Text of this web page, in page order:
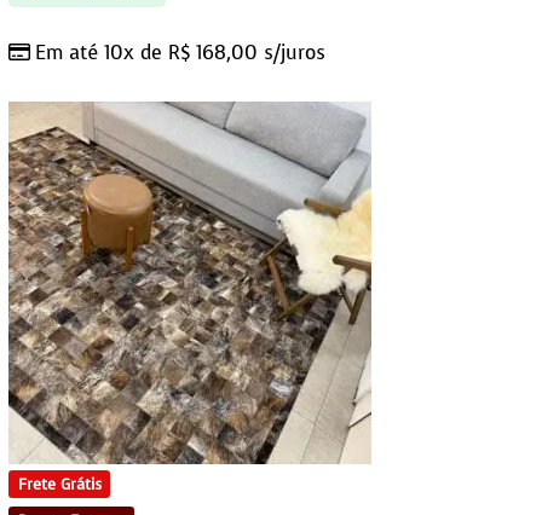
Em até 10x de R$ 168,00 s/juros
Frete Grátis